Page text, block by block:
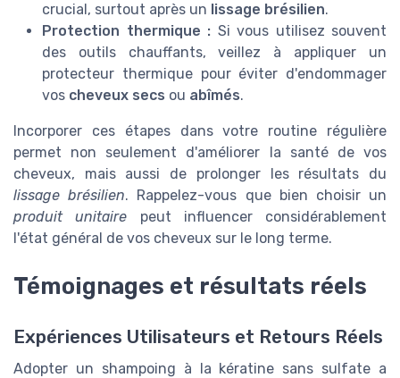
crucial, surtout après un lissage brésilien.
Protection thermique : Si vous utilisez souvent
des outils chauffants, veillez à appliquer un
protecteur thermique pour éviter d'endommager
vos cheveux secs ou abîmés.
Incorporer ces étapes dans votre routine régulière
permet non seulement d'améliorer la santé de vos
cheveux, mais aussi de prolonger les résultats du
lissage brésilien. Rappelez-vous que bien choisir un
produit unitaire peut influencer considérablement
l'état général de vos cheveux sur le long terme.
Témoignages et résultats réels
Expériences Utilisateurs et Retours Réels
Adopter un shampoing à la kératine sans sulfate a